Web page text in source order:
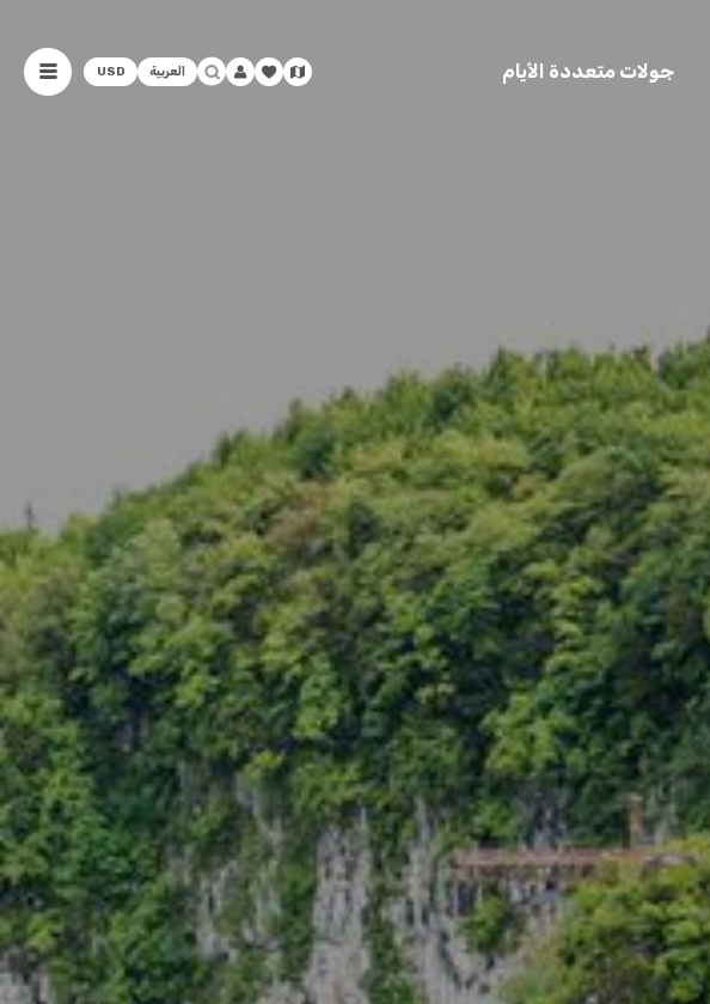
جولات متعددة الأيام العربية USD